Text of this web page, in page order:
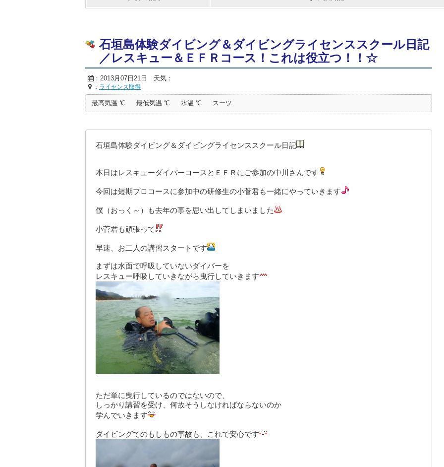
石垣島体験ダイビング＆ダイビングライセンススクール日記
／レスキュー＆ＥＦＲコース！これは役立つ！！☆
：2013月07日21日 天気：
： ライセンス取得
最高気温:℃ 最低気温:℃ 水温:℃ スーツ:
石垣島体験ダイビング＆ダイビングライセンススクール日記
本日はレスキューダイバーコースとＥＦＲにご参加の中川さんです
今回は短期プロコースに参加中の研修生の小菅君も一緒にやっていきます
僕（おっく～）も去年の事を思い出してしまいました
小菅君も頑張って
早速、お二人の講習スタートです
まずは水面で呼吸していないダイバーを
レスキュー呼吸していきながら曳行していきます
ただ単に曳行しているのではないので、
しっかり講習を受け、何故そうしなければならないのか
学んでいきます
ダイビングでのもしもの事故も、これで安心です